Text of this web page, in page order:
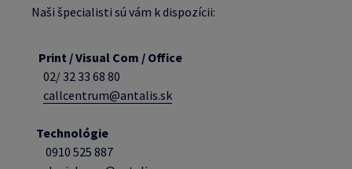
Naši špecialisti sú vám k dispozícii:
Print / Visual Com / Office
02/ 32 33 68 80
callcentrum@antalis.sk
Technológie
0910 525 887